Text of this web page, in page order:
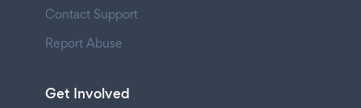
Contact Support
Report Abuse
Get Involved